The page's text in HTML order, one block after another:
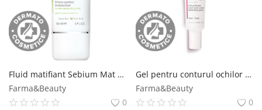
Fluid matifiant Sebium Mat Control, 30ml, Bioderma Bioderma
Farma&Beauty
0
Gel pentru conturul ochilor Depiwhite, 15ml, ACM ACM
Farma&Beauty
0